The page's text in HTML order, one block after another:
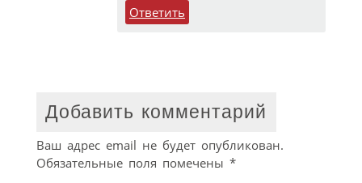
Ответить
Добавить комментарий
Ваш адрес email не будет опубликован.
Обязательные поля помечены *